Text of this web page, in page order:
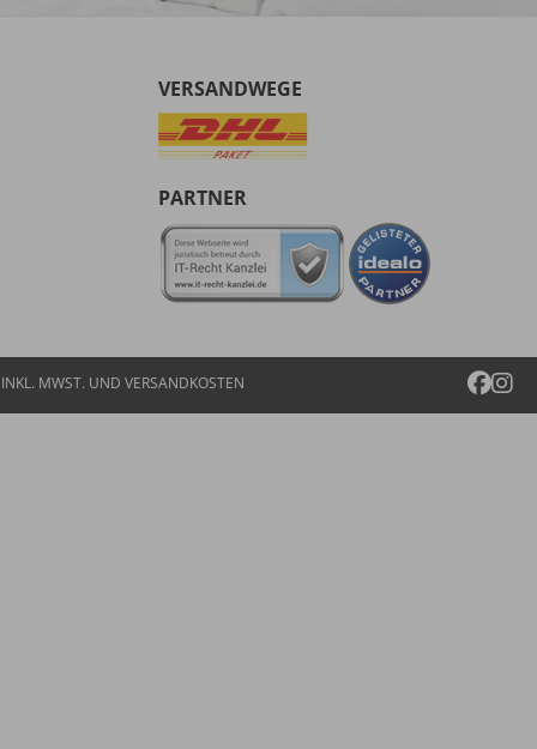
VERSANDWEGE
PARTNER
MWST. UND VERSANDKOSTEN